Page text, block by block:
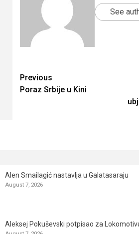
See
Continue
Reading
Previous
Poraz Srbije u Kini
Alen Smailagić nastavlja u Galatasaraju
August 7, 2026
Aleksej Pokuševski potpisao za